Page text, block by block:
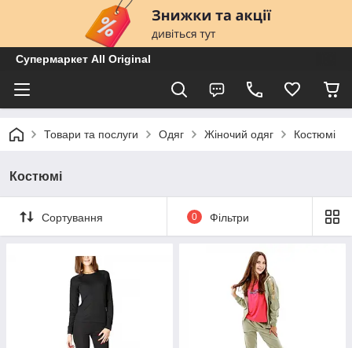
Супермаркет All Original
Товари та послуги Одяг Жіночий одяг Костюмі
Костюмі
Сортування 0 Фільтри